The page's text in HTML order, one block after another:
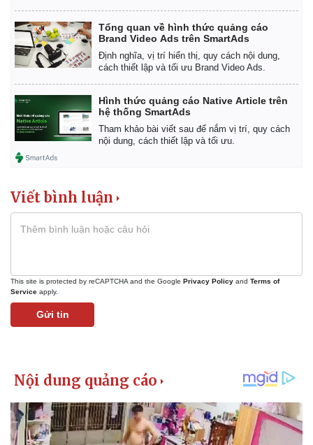
Tin nóng
Tư vấn luật
Vũ khí
Việt Nam
Phân tích
Tổng quan về hình thức quảng cáo
Brand Video Ads trên SmartAds
Định nghĩa, vị trí hiển thị, quy cách nội dung,
cách thiết lập và tối ưu Brand Video Ads.
Hình thức quảng cáo Native Article trên
hệ thống SmartAds
Tham khảo bài viết sau để nắm vị trí, quy cách
nội dung, cách thiết lập và tối ưu.
Viết bình luận
This site is protected by reCAPTCHA and the Google Privacy Policy and Terms of
Service apply.
Gửi tin